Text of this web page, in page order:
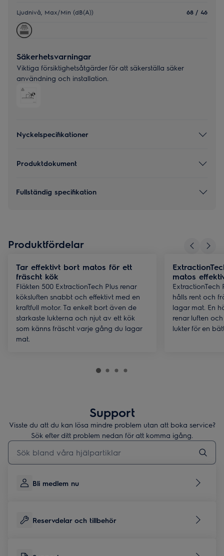
Ljudnivå, Max/Min (dB(A)) 68 / 46
Säkerhetsvarningar
Viktiga försiktighetsåtgärder för att säkerställa säker
användning och installation.
Nyckelspecifikationer
Produktdokument
Fullständig specifikation
Produktfördelar
Tar effektivt bort matos för ett
fräscht kök
Fläkten 500 ExtractionTech Plus renar
köksluften snabbt och effektivt med en
kraftfull motor. Ta enkelt bort även de
starkaste lukterna och njut av ett kök
som känns fräscht varje gång du lagar
mat.
matos
ExtractionTech
hålls rent och
lagar mat. En
renar luften
lukter för en
Support
Visste du att du kan lösa mindre problem utan att boka service?
Sök efter ditt problem nedan för att komma igång.
Skriv här för att söka i supportartiklar
Bli medlem nu
Reservdelar och tillbehör